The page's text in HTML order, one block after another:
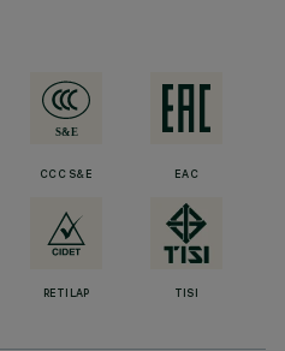
CCC S&E EAC
RETILAP TISI